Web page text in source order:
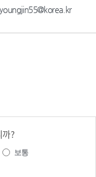
youngjin55@korea.kr
?
보통